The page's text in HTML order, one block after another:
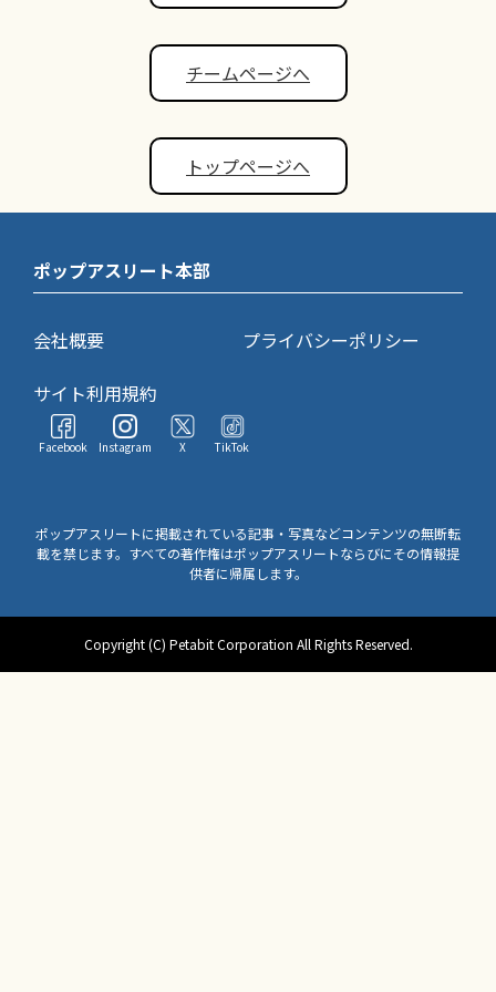
チームページへ
トップページへ
ポップアスリート本部
会社概要
プライバシーポリシー
サイト利用規約
Facebook Instagram X TikTok
ポップアスリートに掲載されている記事・写真などコンテンツの無断転
載を禁じます。すべての著作権はポップアスリートならびにその情報提
供者に帰属します。
Copyright (C) Petabit Corporation All Rights Reserved.